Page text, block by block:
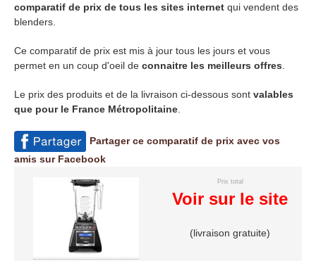
comparatif de prix de tous les sites internet qui vendent des
blenders.
Ce comparatif de prix est mis à jour tous les jours et vous
permet en un coup d'oeil de connaitre les meilleurs offres
Le prix des produits et de la livraison ci-dessous sont valables
que pour le France Métropolitaine
Partager ce comparatif de prix avec vos
amis sur Facebook
Prix total
Voir sur le site
(livraison gratuite)